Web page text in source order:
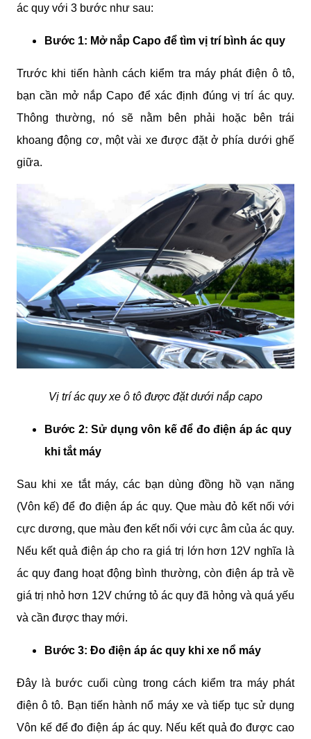
ác quy với 3 bước như sau:
Bước 1: Mở nắp Capo để tìm vị trí bình ác quy
Trước khi tiến hành cách kiểm tra máy phát điện ô tô,
bạn cần mở nắp Capo để xác định đúng vị trí ác quy.
Thông thường, nó sẽ nằm bên phải hoặc bên trái
khoang động cơ, một vài xe được đặt ở phía dưới ghế
giữa.
Vị trí ác quy xe ô tô được đặt dưới nắp capo
Bước 2: Sử dụng vôn kế để đo điện áp ác quy
khi tắt máy
Sau khi xe tắt máy, các bạn dùng đồng hồ vạn năng
(Vôn kế) để đo điện áp ác quy. Que màu đỏ kết nối với
cực dương, que màu đen kết nối với cực âm của ác quy.
Nếu kết quả điện áp cho ra giá trị lớn hơn 12V nghĩa là
ác quy đang hoạt động bình thường, còn điện áp trả về
giá trị nhỏ hơn 12V chứng tỏ ác quy đã hỏng và quá yếu
và cần được thay mới.
Bước 3: Đo điện áp ác quy khi xe nổ máy
Đây là bước cuối cùng trong cách kiểm tra máy phát
điện ô tô. Bạn tiến hành nổ máy xe và tiếp tục sử dụng
Vôn kế để đo điện áp ác quy. Nếu kết quả đo được cao